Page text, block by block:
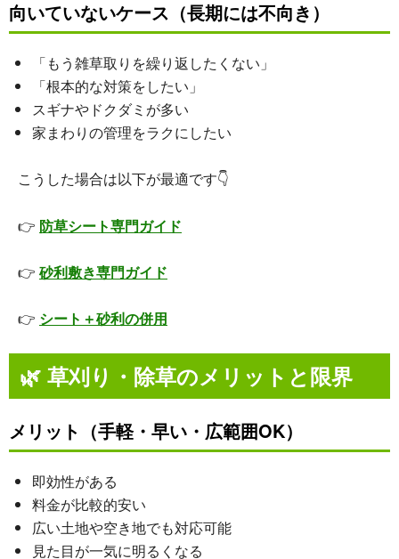
向いていないケース（長期には不向き）
「もう雑草取りを繰り返したくない」
「根本的な対策をしたい」
スギナやドクダミが多い
家まわりの管理をラクにしたい
こうした場合は以下が最適です👇
👉 防草シート専門ガイド
👉 砂利敷き専門ガイド
👉 シート＋砂利の併用
🌿 草刈り・除草のメリットと限界
メリット（手軽・早い・広範囲OK）
即効性がある
料金が比較的安い
広い土地や空き地でも対応可能
見た目が一気に明るくなる